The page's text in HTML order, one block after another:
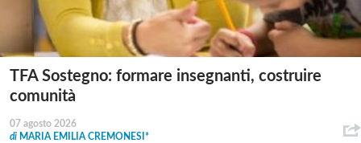
TFA Sostegno: formare insegnanti, costruire
comunità
07 agosto 2026
di MARIA EMILIA CREMONESI*